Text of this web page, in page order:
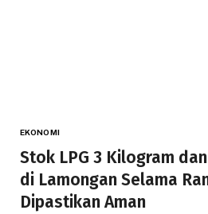
EKONOMI
Stok LPG 3 Kilogram
di Lamongan Selama
Dipastikan Aman